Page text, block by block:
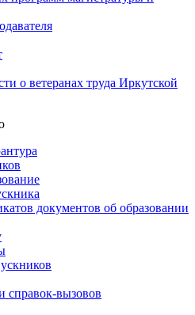
о ветеранах труда Иркутской
документов об образовании
справок-вызовов